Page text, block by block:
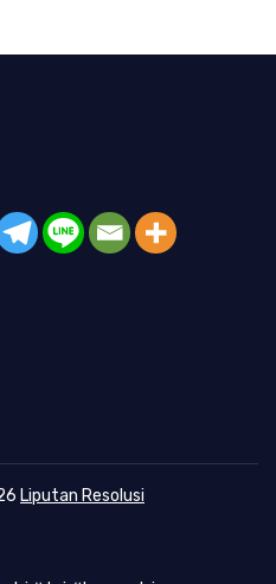
Liputan Resolusi